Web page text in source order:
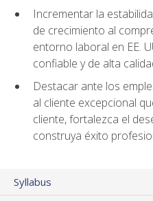
Incrementar la
de crecimiento al
entorno laboral en EE.
confiable y de alta
Destacar ante los
al cliente excepcional
cliente, fortalezca el
construya éxito
Syllabus